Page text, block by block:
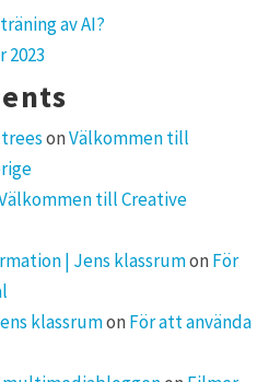
av AI?
onVälkommen till
till Creative
| Jens klassrumon För
klassrumon För att använda